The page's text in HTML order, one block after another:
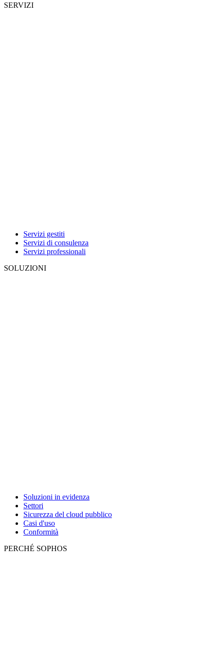
SERVIZI
Servizi gestiti
Servizi di consulenza
Servizi professionali
SOLUZIONI
Soluzioni in evidenza
Settori
Sicurezza del cloud pubblico
Casi d'uso
Conformità
PERCHÉ SOPHOS